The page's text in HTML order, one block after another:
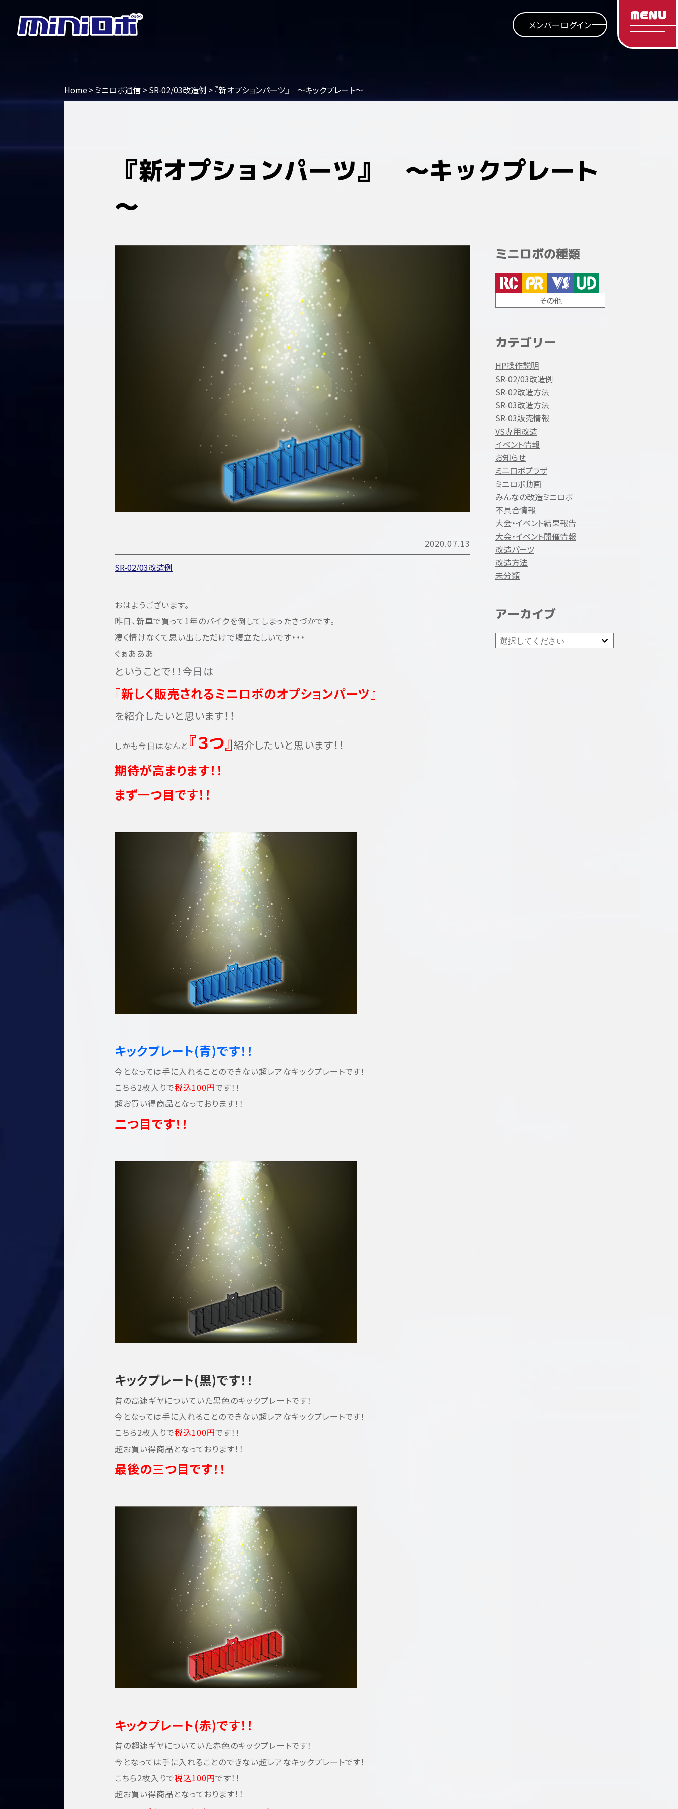
メンバーログイン
MENU
Home ミニロボ通信 SR-02/03改造例 『新オプションパーツ』 ～キックプレート～
『新オプションパーツ』 ～キックプレート
～
2020.07.13
SR-02/03改造例
おはようございます。
昨日、新車で買って1年のバイクを倒してしまったさづかです。
凄く情けなくて思い出しただけで腹立たしいです・・・
ぐぁあああ
ということで！！今日は
『新しく販売されるミニロボのオプションパーツ』
を紹介したいと思います！！
しかも今日はなんと 『３つ』紹介したいと思います！！
期待が高まります！！
まず一つ目です！！
キックプレート(青)です！！
今となっては手に入れることのできない超レアなキックプレートです！
こちら2枚入りで税込100円です！！
超お買い得商品となっております！！
二つ目です！！
キックプレート(黒)です！！
昔の高速ギヤについていた黒色のキックプレートです！
今となっては手に入れることのできない超レアなキックプレートです！
こちら2枚入りで税込100円です！！
超お買い得商品となっております！！
最後の三つ目です！！
キックプレート(赤)です！！
昔の超速ギヤについていた赤色のキックプレートです！
今となっては手に入れることのできない超レアなキックプレートです！
こちら2枚入りで税込100円です！！
超お買い得商品となっております！！
ミニロボの種類
その他
カテゴリー
HP操作説明
SR-02/03改造例
SR-02改造方法
SR-03改造方法
SR-03販売情報
VS専用改造
イベント情報
お知らせ
ミニロボプラザ
ミニロボ動画
みんなの改造ミニロボ
不具合情報
大会・イベント結果報告
大会・イベント開催情報
改造パーツ
改造方法
未分類
アーカイブ